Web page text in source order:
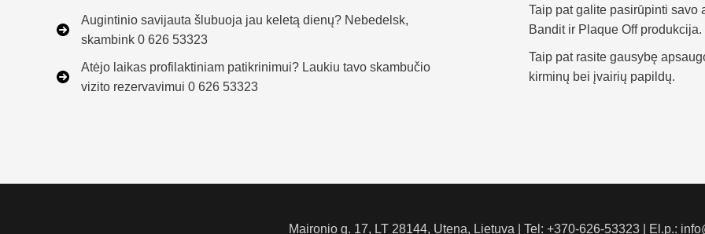
Augintinio savijauta šlubuoja jau keletą dienų? Nebedelsk,
skambink 0 626 53323
Atėjo laikas profilaktiniam patikrinimui? Laukiu tavo skambučio
vizito rezervavimui 0 626 53323
Taip pat galite pasirūpinti savo
Bandit ir Plaque Off produkcija.
Taip pat rasite gausybę
kirminų bei įvairių papildų.
Maironio g. 17, LT 28144, Utena, Lietuva | Tel: +370-626-53323 | El.p.: